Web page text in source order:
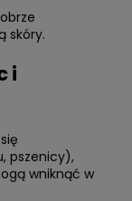
skóry.
i
pszenicy),
wniknąć w